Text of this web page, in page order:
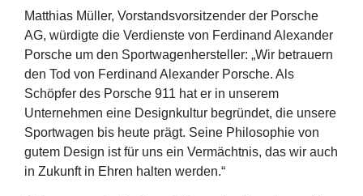
Matthias Müller, Vorstandsvorsitzender der Porsche
AG, würdigte die Verdienste von Ferdinand Alexander
Porsche um den Sportwagenhersteller: „Wir betrauern
den Tod von Ferdinand Alexander Porsche. Als
Schöpfer des Porsche 911 hat er in unserem
Unternehmen eine Designkultur begründet, die unsere
Sportwagen bis heute prägt. Seine Philosophie von
gutem Design ist für uns ein Vermächtnis, das wir auch
in Zukunft in Ehren halten werden.“